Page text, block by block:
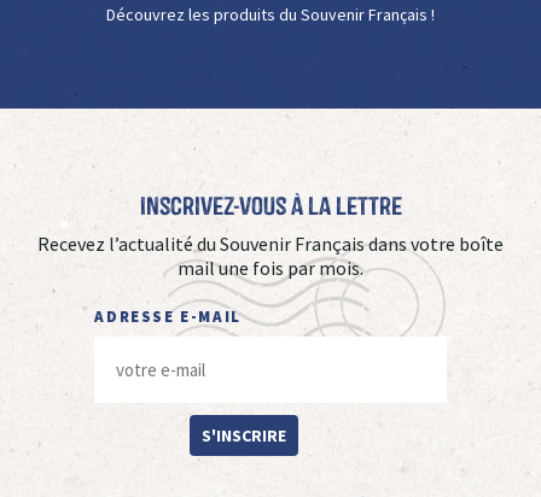
Découvrez les produits du Souvenir Français !
Inscrivez-vous à La Lettre
Recevez l’actualité du Souvenir Français dans votre boîte
mail une fois par mois.
ADRESSE E-MAIL
S'INSCRIRE